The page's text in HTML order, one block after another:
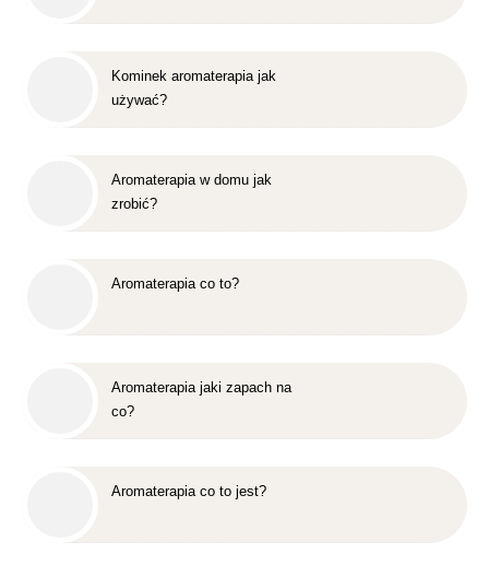
Kominek aromaterapia jak
używać?
Aromaterapia w domu jak
zrobić?
Aromaterapia co to?
Aromaterapia jaki zapach na
co?
Aromaterapia co to jest?